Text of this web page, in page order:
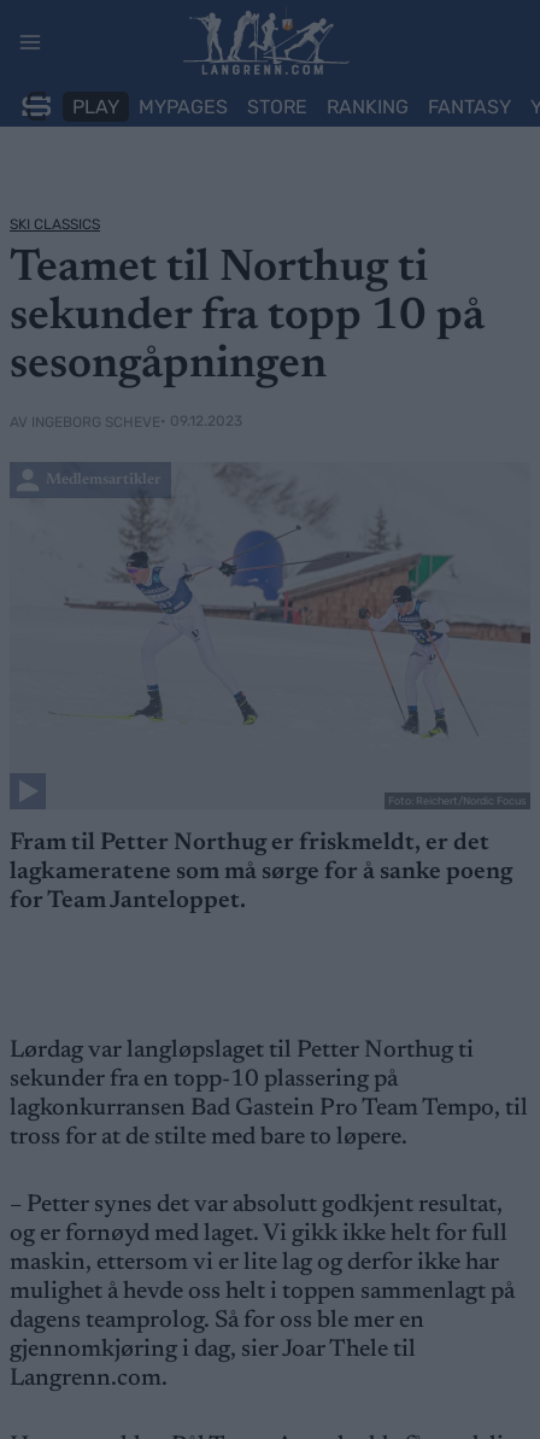
PLAY MYPAGES STORE RANKING FANTASY
SKI CLASSICS
Teamet til Northug ti
sekunder fra topp 10 på
sesongåpningen
AV INGEBORG SCHEVE• 09.12.2023
Medlemsartikler
Foto: Reichert/Nordic Focus
Fram til Petter Northug er friskmeldt, er det
lagkameratene som må sørge for å sanke poeng
for Team Janteloppet.
Lørdag var langløpslaget til Petter Northug ti
sekunder fra en topp-10 plassering på
lagkonkurransen Bad Gastein Pro Team Tempo, til
tross for at de stilte med bare to løpere.
– Petter synes det var absolutt godkjent resultat,
og er fornøyd med laget. Vi gikk ikke helt for full
maskin, ettersom vi er lite lag og derfor ikke har
mulighet å hevde oss helt i toppen sammenlagt på
dagens teamprolog. Så for oss ble mer en
gjennomkjøring i dag, sier Joar Thele til
Langrenn.com.